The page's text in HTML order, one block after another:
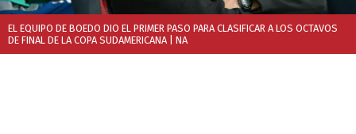
EL EQUIPO DE BOEDO DIO EL PRIMER PASO PARA CLASIFICAR A LOS OCTAVOS
DE FINAL DE LA COPA SUDAMERICANA | NA